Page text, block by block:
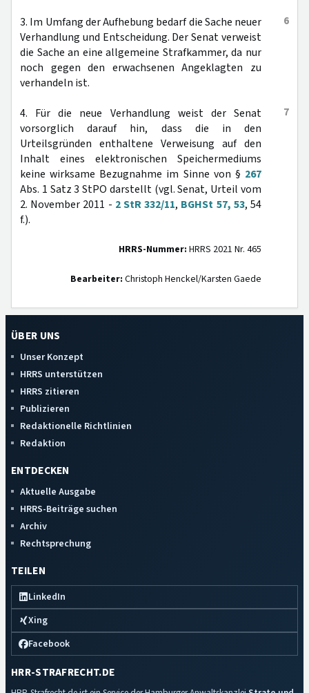
6
3. Im Umfang der Aufhebung bedarf die Sache neuer
Verhandlung und Entscheidung. Der Senat verweist
die Sache an eine allgemeine Strafkammer, da nur
noch gegen den erwachsenen Angeklagten zu
verhandeln ist.
7
4. Für die neue Verhandlung weist der Senat
vorsorglich darauf hin, dass die in den
Urteilsgründen enthaltene Verweisung auf den
Inhalt eines elektronischen Speichermediums
keine wirksame Bezugnahme im Sinne von § 267
Abs. 1 Satz 3 StPO darstellt (vgl. Senat, Urteil vom
2. November 2011 - 2 StR 332/11, BGHSt 57, 53, 54
f.).
HRRS-Nummer: HRRS 2021 Nr. 465
Bearbeiter: Christoph Henckel/Karsten Gaede
ÜBER UNS
Unser Konzept
HRRS unterstützen
HRRS zitieren
Publizieren
Redaktionelle Richtlinien
Redaktion
ENTDECKEN
Aktuelle Ausgabe
HRRS-Beiträge suchen
Archiv
Rechtsprechung
TEILEN
LinkedIn
Xing
Facebook
HRR-STRAFRECHT.DE